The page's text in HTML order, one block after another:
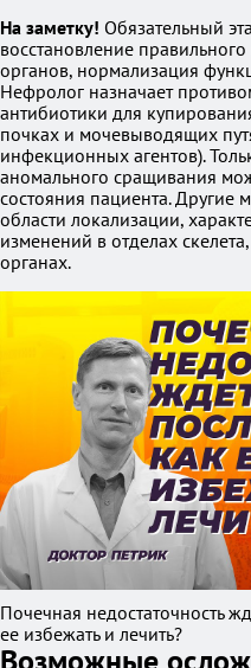
На заметку! Обязательный
восстановление
органов, нормализация
Нефролог назначает
антибиотики для
почках и мочевыводящих
инфекционных агентов).
аномального сращивания
состояния пациента. Другие
области локализации,
изменений в отделах
органах.
Почечная недостаточность
ее избежать и лечить?